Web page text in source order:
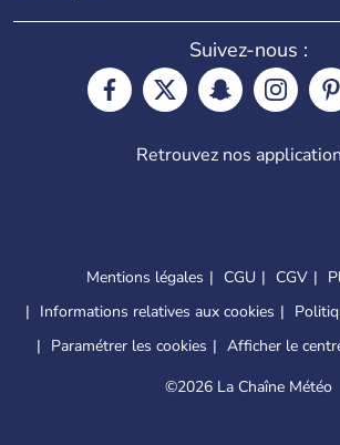
Suivez-nous :
Retrouvez nos
Mentions légales CGU CGV
Informations relatives aux cookies
Paramétrer les cookies
Afficher le
©2026 La Chaîne Météo